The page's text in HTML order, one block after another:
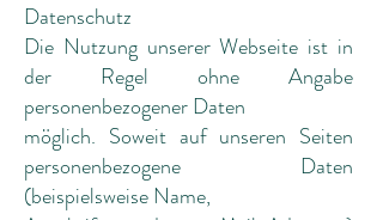
Datenschutz
Die Nutzung unserer Webseite ist in
der Regel ohne Angabe
personenbezogener Daten
möglich. Soweit auf unseren Seiten
personenbezogene Daten
(beispielsweise Name,